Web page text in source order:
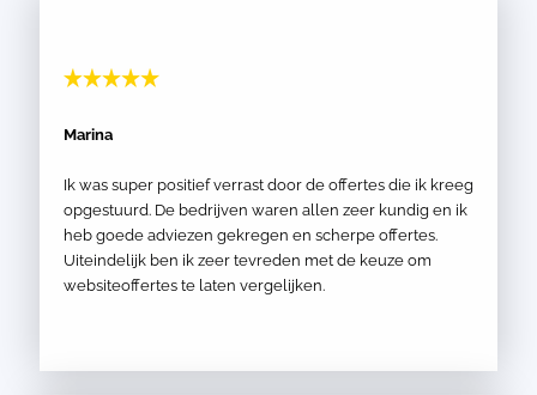
Marina
Ik was super positief verrast door de offertes die ik kreeg
opgestuurd. De bedrijven waren allen zeer kundig en ik
heb goede adviezen gekregen en scherpe offertes.
Uiteindelijk ben ik zeer tevreden met de keuze om
websiteoffertes te laten vergelijken.